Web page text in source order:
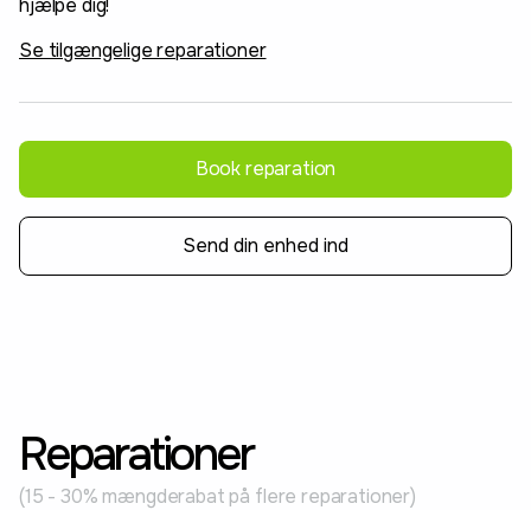
hjælpe dig!
Se tilgængelige reparationer
Book reparation
Send din enhed ind
Reparationer
(15 - 30% mængderabat på flere reparationer)